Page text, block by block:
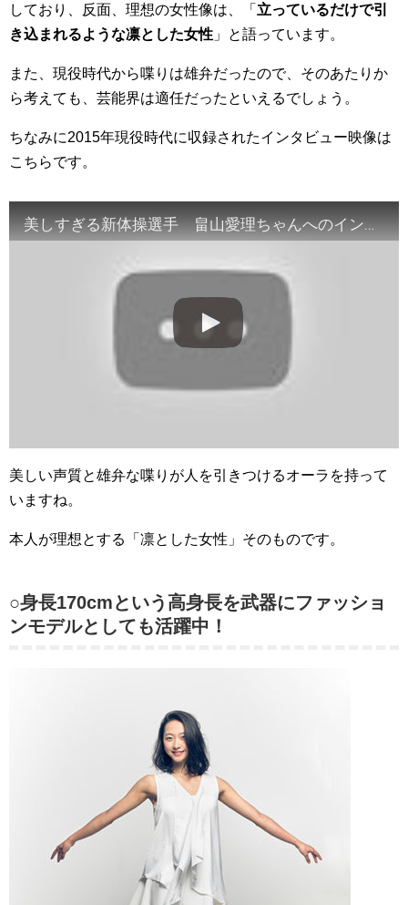
しており、反面、理想の女性像は、「 立っているだけで引
き込まれるような凛とした女性 」と語っています。
また、現役時代から喋りは雄弁だったので、そのあたりか
ら考えても、芸能界は適任だったといえるでしょう。
ちなみに2015年現役時代に収録されたインタビュー映像は
こちらです。
美しすぎる新体操選手 畠山愛理ちゃんへのインタビュー！
美しい声質と雄弁な喋りが人を引きつけるオーラを持って
いますね。
本人が理想とする「凛とした女性」そのものです。
○身長170cmという高身長を武器にファッショ
ンモデルとしても活躍中！